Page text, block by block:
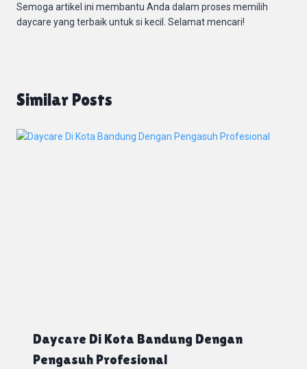
Semoga artikel ini membantu Anda dalam proses memilih
daycare yang terbaik untuk si kecil. Selamat mencari!
Similar Posts
Daycare Di Kota Bandung Dengan
Pengasuh Profesional